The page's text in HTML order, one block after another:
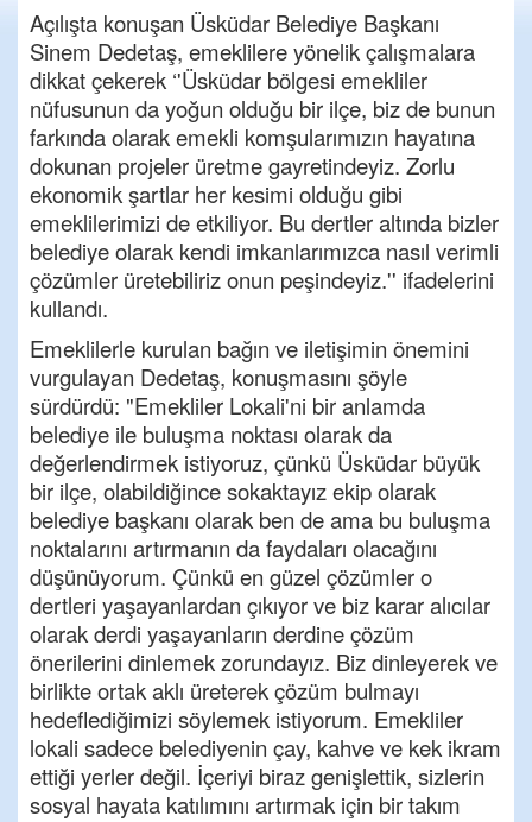
Açılışta konuşan Üsküdar Belediye Başkanı
Sinem Dedetaş, emeklilere yönelik çalışmalara
dikkat çekerek ‘'Üsküdar bölgesi emekliler
nüfusunun da yoğun olduğu bir ilçe, biz de bunun
farkında olarak emekli komşularımızın hayatına
dokunan projeler üretme gayretindeyiz. Zorlu
ekonomik şartlar her kesimi olduğu gibi
emeklilerimizi de etkiliyor. Bu dertler altında bizler
belediye olarak kendi imkanlarımızca nasıl verimli
çözümler üretebiliriz onun peşindeyiz.'' ifadelerini
kullandı.
Emeklilerle kurulan bağın ve iletişimin önemini
vurgulayan Dedetaş, konuşmasını şöyle
sürdürdü: "Emekliler Lokali'ni bir anlamda
belediye ile buluşma noktası olarak da
değerlendirmek istiyoruz, çünkü Üsküdar büyük
bir ilçe, olabildiğince sokaktayız ekip olarak
belediye başkanı olarak ben de ama bu buluşma
noktalarını artırmanın da faydaları olacağını
düşünüyorum. Çünkü en güzel çözümler o
dertleri yaşayanlardan çıkıyor ve biz karar alıcılar
olarak derdi yaşayanların derdine çözüm
önerilerini dinlemek zorundayız. Biz dinleyerek ve
birlikte ortak aklı üreterek çözüm bulmayı
hedeflediğimizi söylemek istiyorum. Emekliler
lokali sadece belediyenin çay, kahve ve kek ikram
ettiği yerler değil. İçeriyi biraz genişlettik, sizlerin
sosyal hayata katılımını artırmak için bir takım